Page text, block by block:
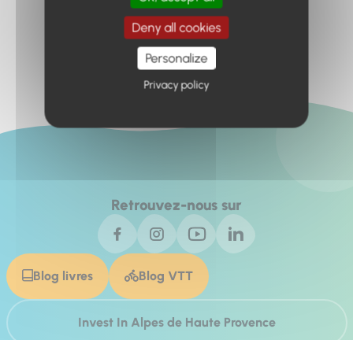
Retour à l'accueil
Retrouvez-nous sur
Blog livres Blog VTT
Invest In Alpes de Haute Provence
Deny all cookies
Personalize
Privacy policy